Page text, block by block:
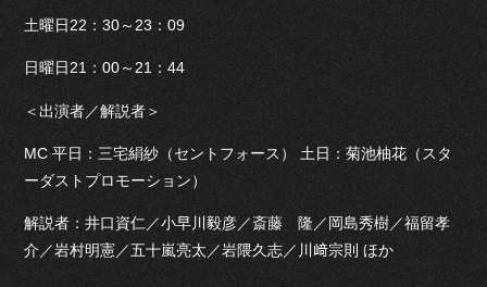
土曜日22：30～23：09
日曜日21：00～21：44
＜出演者／解説者＞
MC 平日：三宅絹紗（セントフォース） 土日：菊池柚花（スタ
ーダストプロモーション）
解説者：井口資仁／小早川毅彦／斎藤 隆／岡島秀樹／福留孝
介／岩村明憲／五十嵐亮太／岩隈久志／川﨑宗則 ほか